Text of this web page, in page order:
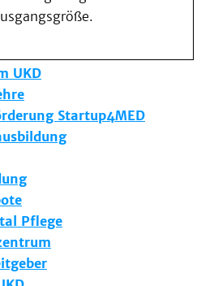
UKD
UKD
Startup4MED
Pflege